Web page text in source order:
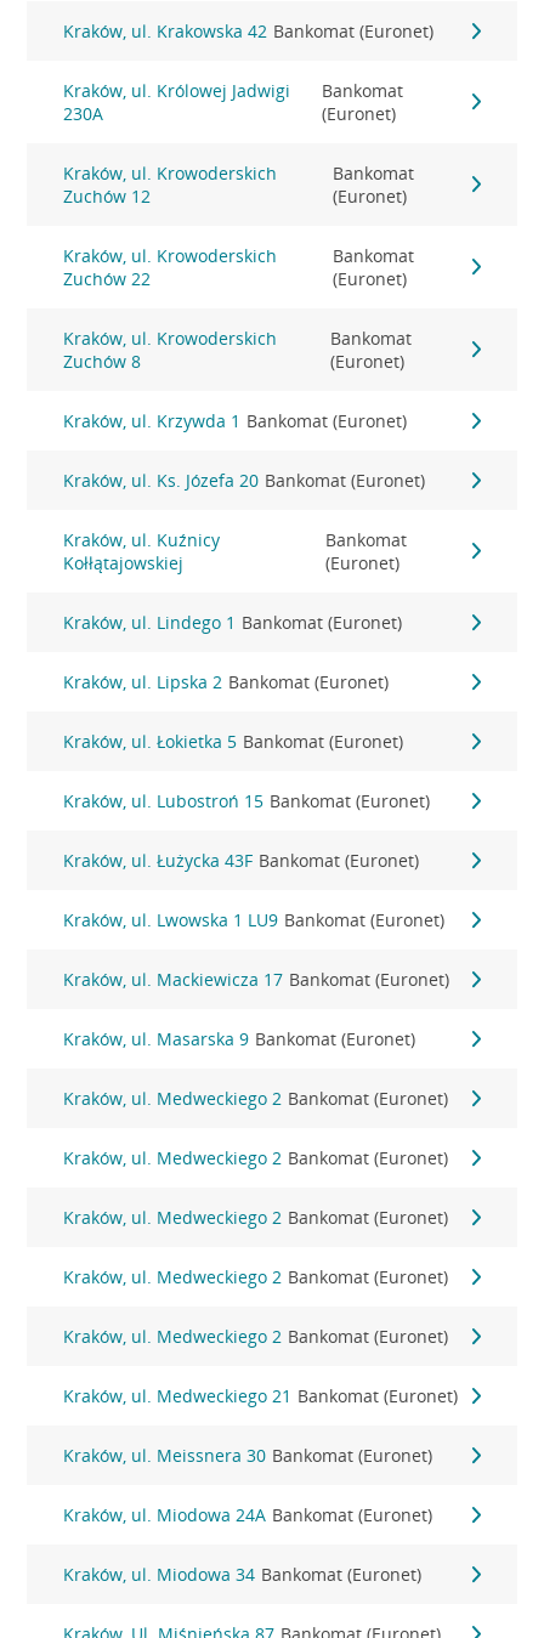
Kraków, ul. Krakowska 42 Bankomat (Euronet)
Kraków, ul. Królowej Jadwigi
230A
Bankomat
(Euronet)
Kraków, ul. Krowoderskich
Zuchów 12
Bankomat
(Euronet)
Kraków, ul. Krowoderskich
Zuchów 22
Bankomat
(Euronet)
Kraków, ul. Krowoderskich
Zuchów 8
Bankomat
(Euronet)
Kraków, ul. Krzywda 1 Bankomat (Euronet)
Kraków, ul. Ks. Józefa 20 Bankomat (Euronet)
Kraków, ul. Kuźnicy
Kołłątajowskiej
Bankomat
(Euronet)
Kraków, ul. Lindego 1 Bankomat (Euronet)
Kraków, ul. Lipska 2 Bankomat (Euronet)
Kraków, ul. Łokietka 5 Bankomat (Euronet)
Kraków, ul. Lubostroń 15 Bankomat (Euronet)
Kraków, ul. Łużycka 43F Bankomat (Euronet)
Kraków, ul. Lwowska 1 LU9 Bankomat (Euronet)
Kraków, ul. Mackiewicza 17 Bankomat (Euronet)
Kraków, ul. Masarska 9 Bankomat (Euronet)
Kraków, ul. Medweckiego 2 Bankomat (Euronet)
Kraków, ul. Medweckiego 2 Bankomat (Euronet)
Kraków, ul. Medweckiego 2 Bankomat (Euronet)
Kraków, ul. Medweckiego 2 Bankomat (Euronet)
Kraków, ul. Medweckiego 2 Bankomat (Euronet)
Kraków, ul. Medweckiego 21 Bankomat (Euronet)
Kraków, ul. Meissnera 30 Bankomat (Euronet)
Kraków, ul. Miodowa 24A Bankomat (Euronet)
Kraków, ul. Miodowa 34 Bankomat (Euronet)